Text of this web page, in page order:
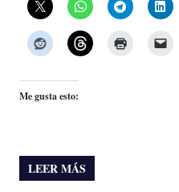
Me gusta esto:
LEER MÁS